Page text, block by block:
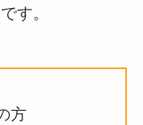
す。
方